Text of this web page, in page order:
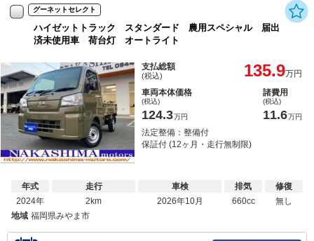
グーネットセレクト
ハイゼットトラック スタンダード 農用スペシャル 届出
済未使用車 荷台灯 オートライト
支払総額
(税込) 135.9万円
車両本体価格
(税込)
124.3万円
諸費用
(税込)
11.6万円
法定整備：整備付
保証付 (12ヶ月・走行無制限)
年式
2024年
走行
2km
車検
2026年10月
排気
660cc
修復
無し
地域 福岡県みやま市